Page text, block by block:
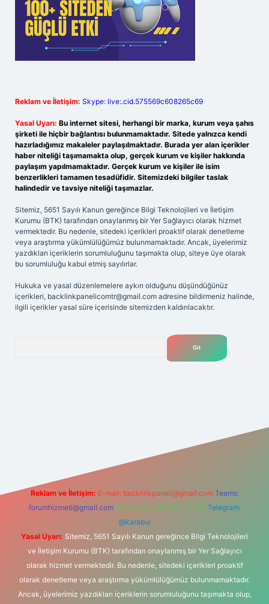
Reklam ve İletişim: Skype: live:.cid.575569c608265c69
Yasal Uyarı: Bu internet sitesi, herhangi bir marka, kurum veya şahıs
şirketi ile hiçbir bağlantısı bulunmamaktadır. Sitede yalnızca kendi
hazırladığımız makaleler paylaşılmaktadır. Burada yer alan içerikler
haber niteliği taşımamakta olup, gerçek kurum ve kişiler hakkında
paylaşım yapılmamaktadır. Gerçek kurum ve kişiler ile isim
benzerlikleri tamamen tesadüfidir. Sitemizdeki bilgiler taslak
halindedir ve tavsiye niteliği taşımazlar.
Sitemiz, 5651 Sayılı Kanun gereğince Bilgi Teknolojileri ve İletişim
Kurumu (BTK) tarafından onaylanmış bir Yer Sağlayıcı olarak hizmet
vermektedir. Bu nedenle, sitedeki içerikleri proaktif olarak denetleme
veya araştırma yükümlülüğümüz bulunmamaktadır. Ancak, üyelerimiz
yazdıkları içeriklerin sorumluluğunu taşımakta olup, siteye üye olarak
bu sorumluluğu kabul etmiş sayılırlar.
Hukuka ve yasal düzenlemelere aykırı olduğunu düşündüğünüz
içerikleri, backlinkpanelicomtr@gmail.com adresine bildirmeniz halinde,
ilgili içerikler yasal süre içerisinde sitemizden kaldırılacaktır.
Reklam ve İletişim: E-mail: backlinkpaneli@gmail.com Teams:
forumhizmeti@gmail.com Whatsapp: 0262 606 0 726 Telegram:
@karabul
Yasal Uyarı: Sitemiz, 5651 Sayılı Kanun gereğince Bilgi Teknolojileri
ve İletişim Kurumu (BTK) tarafından onaylanmış bir Yer Sağlayıcı
olarak hizmet vermektedir. Bu nedenle, sitedeki içerikleri proaktif
olarak denetleme veya araştırma yükümlülüğümüz bulunmamaktadır.
Ancak, üyelerimiz yazdıkları içeriklerin sorumluluğunu taşımakta olup,